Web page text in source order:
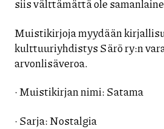
siis välttämättä ole
Muistikirjoja myydään
kulttuuriyhdistys Särö ry:n
arvonlisäveroa.
· Muistikirjan nimi: Satama
· Sarja: Nostalgia